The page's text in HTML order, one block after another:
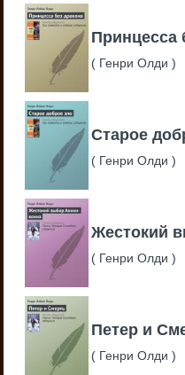
Принцесса
( Генри Олди)
Старое
( Генри Олди)
Жестокий
( Генри Олди)
Петер и
( Генри Олди)